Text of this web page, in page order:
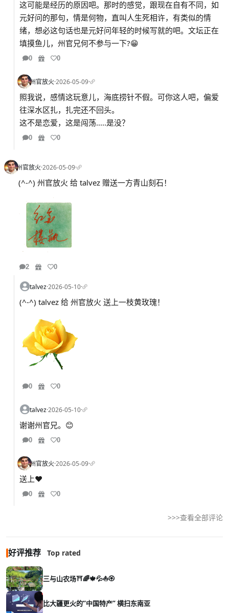
这可能是经历的原因吧。那时的感觉，跟现在自有不同，如
元好问的那句，情是何物，直叫人生死相许，有类似的情
绪，想必这句话也是元好问年轻的时候写就的吧。文坛正在
填摸鱼儿，州官兄何不参与一下?😁
0 0
州官放火·2026-05-09·
照我说，感情这玩意儿，海底捞针不假。可你这人吧，偏爱
往深水区扎，扎完还不回头。
这不是恋爱，这是闯荡.....是没？
0 0
州官放火·2026-05-09·
(^-^) 州官放火 给 talvez 赠送一方青山刻石！
2 0
talvez·2026-05-10·
(^-^) talvez 给 州官放火 送上一枝黄玫瑰！
0 0
talvez·2026-05-10·
谢谢州官兄。😊
0 0
州官放火·2026-05-09·
送上❤️
0 0
>>>查看全部评论
好评推荐 Top rated
三与山农场⛩️🌈🍁💦⛵🏵️
比大疆更火的“中国特产” 横扫东南亚